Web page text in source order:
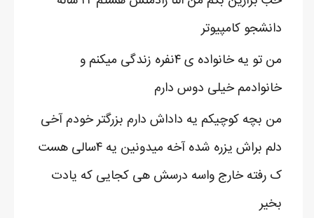
دانشجو کامپیوتر
من تو یه خانواده ی ۴نفره زندگی میکنم و
خانوادمم خیلی دوس دارم
من بچه کوچیکم یه داداش دارم بزرگتر خودم آخی
دلم براش یزره شده آخه میدونین یه ۴سالی هست
ک رفته خارج واسه درسش هی کجایی که یادت
بخیر